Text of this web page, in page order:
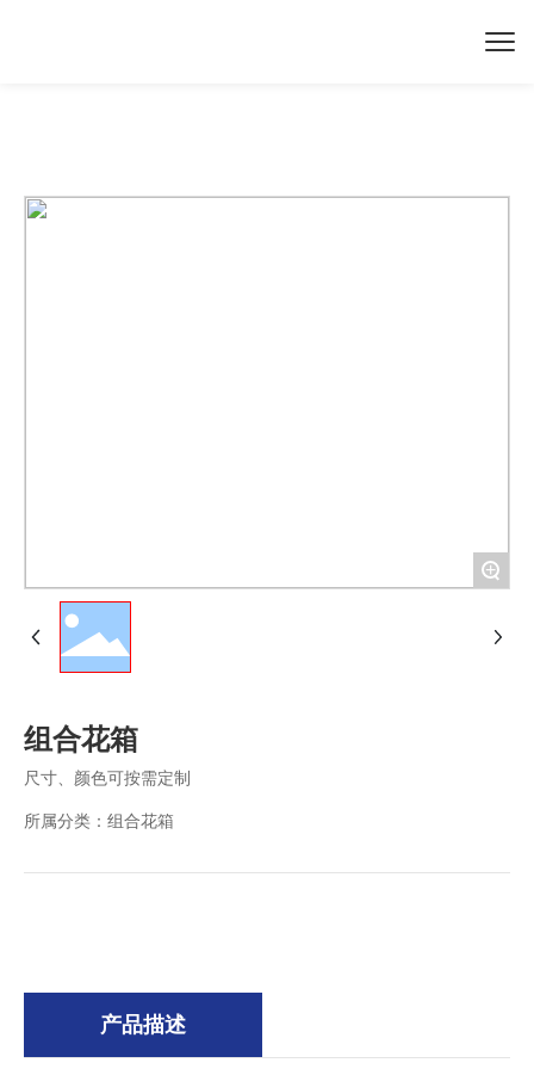
+
组合花箱
尺寸、颜色可按需定制
所属分类： 组合花箱
产品描述